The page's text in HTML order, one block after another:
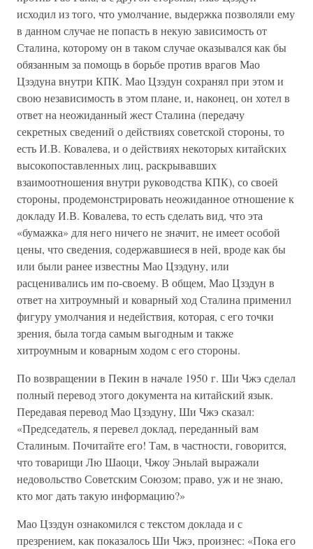
исходил из того, что умолчание, выдержка позволяли ему
в данном случае не попасть в некую зависимость от
Сталина, которому он в таком случае оказывался как бы
обязанным за помощь в борьбе против врагов Мао
Цзэдуна внутри КПК. Мао Цзэдун сохранял при этом и
свою независимость в этом плане, и, наконец, он хотел в
ответ на неожиданный жест Сталина (передачу
секретных сведений о действиях советской стороны, то
есть И.В. Ковалева, и о действиях некоторых китайских
высокопоставленных лиц, раскрывавших
взаимоотношения внутри руководства КПК), со своей
стороны, продемонстрировать неожиданное отношение к
докладу И.В. Ковалева, то есть сделать вид, что эта
«бумажка» для него ничего не значит, не имеет особой
цены, что сведения, содержавшиеся в ней, вроде как бы
или были ранее известны Мао Цзэдуну, или
расценивались им по-своему. В общем, Мао Цзэдун в
ответ на хитроумный и коварный ход Сталина применил
фигуру умолчания и недействия, которая, с его точки
зрения, была тогда самым выгодным и также
хитроумным и коварным ходом с его стороны.
По возвращении в Пекин в начале 1950 г. Ши Чжэ сделал
полный перевод этого документа на китайский язык.
Передавая перевод Мао Цзэдуну, Ши Чжэ сказал:
«Председатель, я перевел доклад, переданный вам
Сталиным. Почитайте его! Там, в частности, говорится,
что товарищи Лю Шаоци, Чжоу Эньлай выражали
недовольство Советским Союзом; право, уж и не знаю,
кто мог дать такую информацию?»
Мао Цзэдун ознакомился с текстом доклада и с
презрением, как показалось Ши Чжэ, произнес: «Пока его